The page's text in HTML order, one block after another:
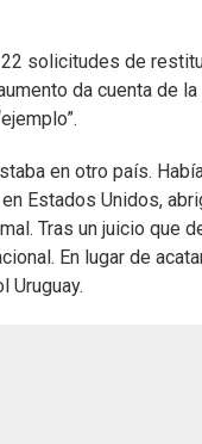
solicitudes de
da cuenta de
en otro país.
Estados Unidos,
Tras un juicio
En lugar de
Uruguay.